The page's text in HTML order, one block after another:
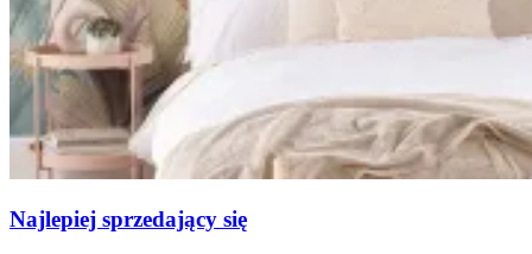
Najlepiej sprzedający się